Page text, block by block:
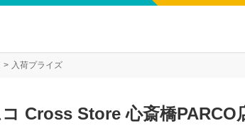
入荷プライズ
Cross Store 心斎橋PARCO